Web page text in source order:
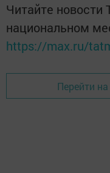
Читайте новости
национальном
https://max.ru/
Перейти